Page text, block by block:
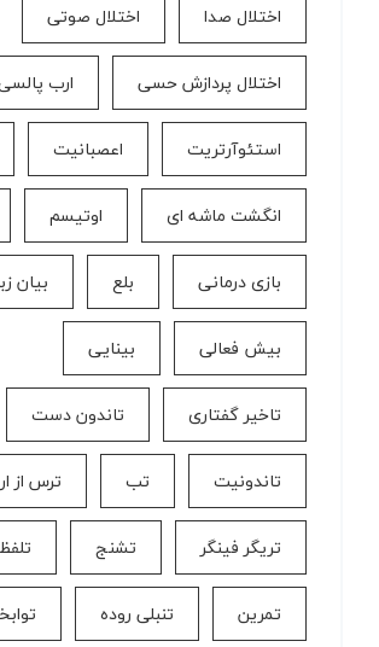
اختلال صدا اختلال صوتی
اختلال پردازش حسی ارب
استئوآرتریت اعصبانیت
انگشت ماشه ای اوتیسم
بازی درمانی بلع بیان
بیش فعالی بینایی
تاخیر گفتاری تاندون دست
تاندونیت تب ترس از
تریگر فینگر تشنج تلفظ
تمرین تنبلی روده